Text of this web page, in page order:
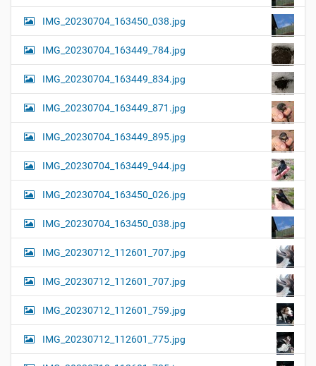
IMG_20230704_163450_038.jpg
IMG_20230704_163449_784.jpg
IMG_20230704_163449_834.jpg
IMG_20230704_163449_871.jpg
IMG_20230704_163449_895.jpg
IMG_20230704_163449_944.jpg
IMG_20230704_163450_026.jpg
IMG_20230704_163450_038.jpg
IMG_20230712_112601_707.jpg
IMG_20230712_112601_707.jpg
IMG_20230712_112601_759.jpg
IMG_20230712_112601_775.jpg